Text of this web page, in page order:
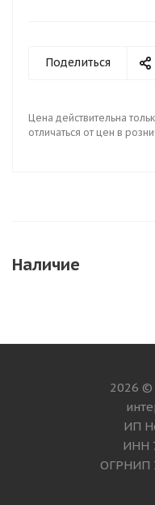
Поделиться
Цена действительна
отличаться от цен в
Наличие
2026 ©
ИП
ИНН
ОГРНИП